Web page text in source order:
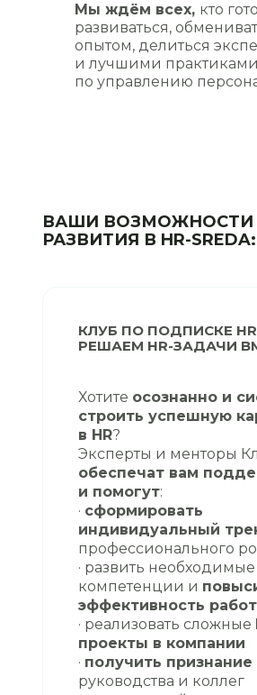
Мы ждём всех, кто
развиваться,
опытом, делиться
и лучшими практиками
по управлению
ВАШИ ВОЗМОЖНОСТИ
РАЗВИТИЯ В HR-SREDA:
Хотите осознанно и
строить успешную
в HR?
Эксперты и менторы
обеспечат вам
и помогут:
· сформировать
индивидуальный
профессионального
· развить необходимые
компетенции и
эффективность
· реализовать сложные
проекты в компании
· получить признание
руководства и коллег
КЛУБ ПО ПОДПИСКЕ HR-
РЕШАЕМ HR-ЗАДАЧИ